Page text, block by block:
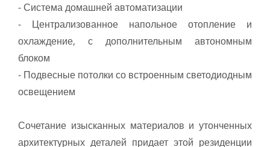
- Система домашней автоматизации
- Централизованное напольное отопление и
охлаждение, с дополнительным автономным
блоком
- Подвесные потолки со встроенным светодиодным
освещением
Сочетание изысканных материалов и утонченных
архитектурных деталей придает этой резиденции